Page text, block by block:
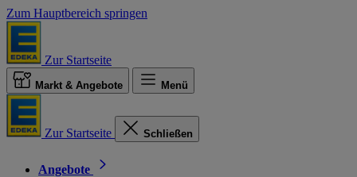
Zum Hauptbereich springen
Zur Startseite
Markt & Angebote Menü
Zur Startseite Schließen
Angebote